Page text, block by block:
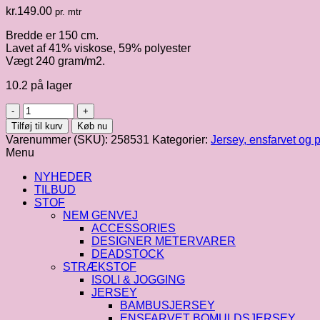
kr.149.00 pr. mtr
Bredde er 150 cm.
Lavet af 41% viskose, 59% polyester
Vægt 240 gram/m2.
10.2 på lager
Vinterjersey
med
retromønster
antal
Tilføj til kurv Køb nu
Varenummer (SKU): 258531 Kategorier: Jersey, ensfarvet og
Menu
NYHEDER
TILBUD
STOF
NEM GENVEJ
ACCESSORIES
DESIGNER METERVARER
DEADSTOCK
STRÆKSTOF
ISOLI & JOGGING
JERSEY
BAMBUSJERSEY